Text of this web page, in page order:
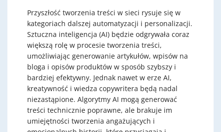
Przyszłość tworzenia treści w sieci rysuje się w
kategoriach dalszej automatyzacji i personalizacji.
Sztuczna inteligencja (AI) będzie odgrywała coraz
większą rolę w procesie tworzenia treści,
umożliwiając generowanie artykułów, wpisów na
bloga i opisów produktów w sposób szybszy i
bardziej efektywny. Jednak nawet w erze AI,
kreatywność i wiedza copywritera będą nadal
niezastąpione. Algorytmy AI mogą generować
treści technicznie poprawne, ale brakuje im
umiejętności tworzenia angażujących i